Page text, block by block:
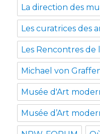
La direction des
Les curatrices des
Les Rencontres de
Michael von
Musée d'Art
Musée d’Art